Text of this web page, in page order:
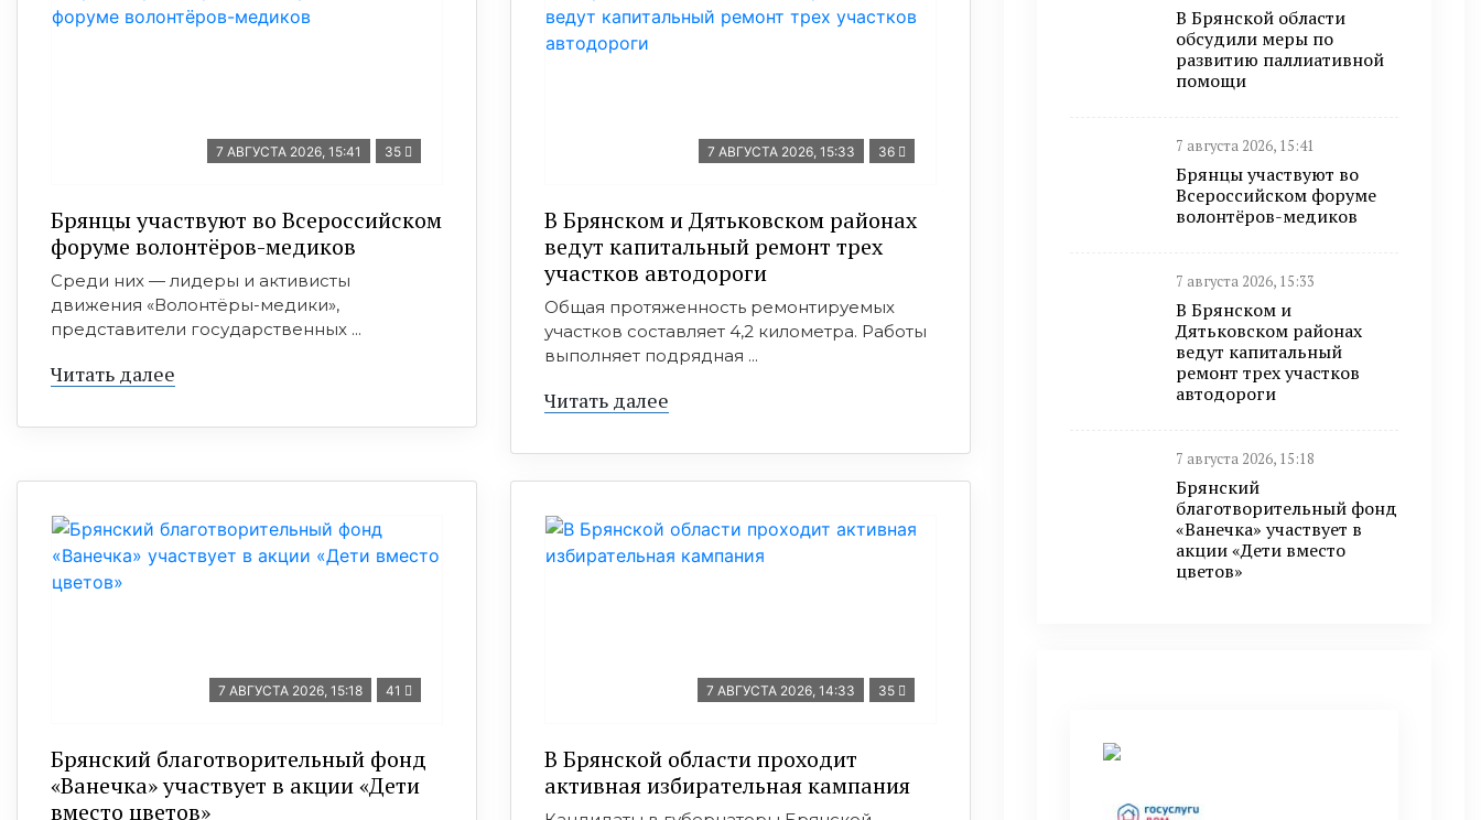
7 АВГУСТА 2026, 15:41 35
Брянцы участвуют во Всероссийском
форуме волонтёров-медиков
Среди них — лидеры и активисты
движения «Волонтёры-медики»,
представители государственных ...
Читать далее
7 АВГУСТА 2026, 15:33 36
В Брянском и Дятьковском районах
ведут капитальный ремонт трех
участков автодороги
Общая протяженность ремонтируемых
участков составляет 4,2 километра. Работы
выполняет подрядная ...
Читать далее
7 АВГУСТА 2026, 15:18 41
Брянский благотворительный фонд
«Ванечка» участвует в акции «Дети
вместо цветов»
7 АВГУСТА 2026, 14:33 35
В Брянской области проходит
активная избирательная кампания
В Брянской области
обсудили меры по
развитию паллиативной
помощи
7 августа 2026, 15:41
Брянцы участвуют во
Всероссийском форуме
волонтёров-медиков
7 августа 2026, 15:33
В Брянском и
Дятьковском районах
ведут капитальный
ремонт трех участков
автодороги
7 августа 2026, 15:18
Брянский
благотворительный фонд
«Ванечка» участвует в
акции «Дети вместо
цветов»